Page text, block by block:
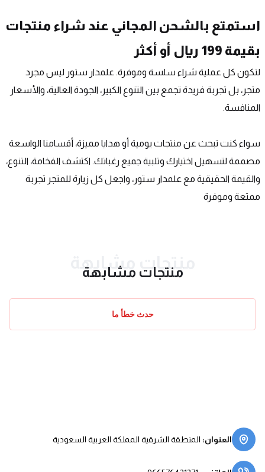
بقيمة 199 ريال أو أكثر
المنافسة.
ممتعة وموفرة
منتجات مشابهة
منتجات مشابهة
حدث خطأ ما
العنوان: المنطقة الشرقية المملكة العربية السعودية